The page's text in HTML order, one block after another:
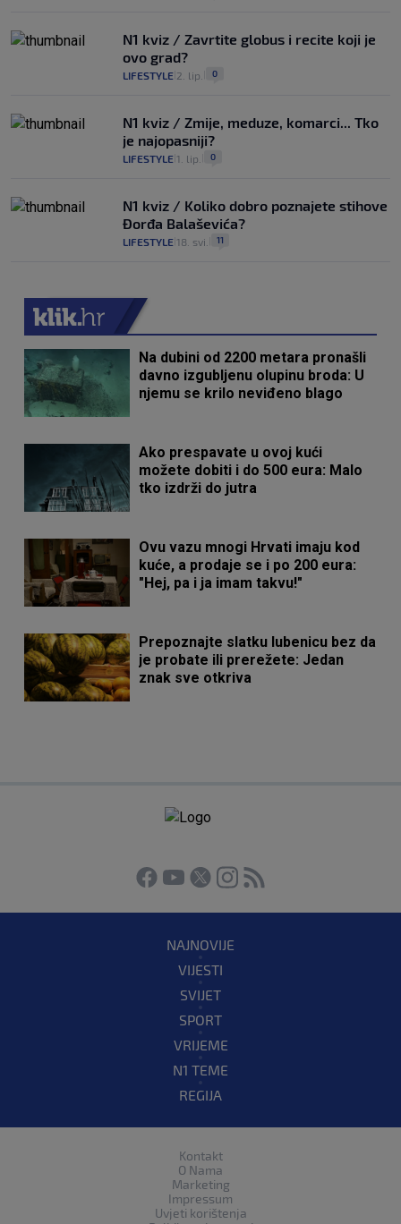
N1 kviz / Zavrtite globus i recite koji je
ovo grad?
LIFESTYLE 2. lip. 0
N1 kviz / Zmije, meduze, komarci... Tko
je najopasniji?
LIFESTYLE 1. lip. 0
N1 kviz / Koliko dobro poznajete stihove
Đorđa Balaševića?
LIFESTYLE 18. svi. 11
Na dubini od 2200 metara pronašli
davno izgubljenu olupinu broda: U
njemu se krilo neviđeno blago
Ako prespavate u ovoj kući
možete dobiti i do 500 eura: Malo
tko izdrži do jutra
Ovu vazu mnogi Hrvati imaju kod
kuće, a prodaje se i po 200 eura:
"Hej, pa i ja imam takvu!"
Prepoznajte slatku lubenicu bez da
je probate ili prerežete: Jedan
znak sve otkriva
NAJNOVIJE
VIJESTI
SVIJET
SPORT
VRIJEME
N1 TEME
REGIJA
Kontakt
O Nama
Marketing
Impressum
Uvjeti korištenja